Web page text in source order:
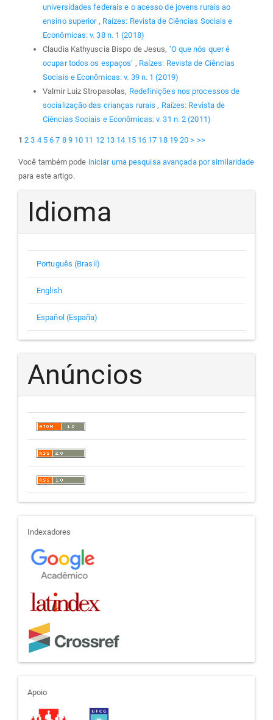
universidades federais e o acesso de jovens rurais ao
ensino superior , Raízes: Revista de Ciências Sociais e
Econômicas: v. 38 n. 1 (2018)
Claudia Kathyuscia Bispo de Jesus, ‘O que nós quer é
ocupar todos os espaços’ , Raízes: Revista de Ciências
Sociais e Econômicas: v. 39 n. 1 (2019)
Valmir Luiz Stropasolas, Redefinições nos processos de
socialização das crianças rurais , Raízes: Revista de
Ciências Sociais e Econômicas: v. 31 n. 2 (2011)
1 2 3 4 5 6 7 8 9 10 11 12 13 14 15 16 17 18 19 20 > >>
Você também pode iniciar uma pesquisa avançada por similaridade
para este artigo.
Idioma
Português (Brasil)
English
Español (España)
Anúncios
indexadores
Indexadores
apoio
Apoio